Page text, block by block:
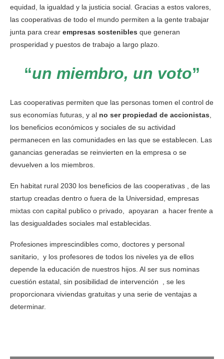
equidad, la igualdad y la justicia social. Gracias a estos valores,
las cooperativas de todo el mundo permiten a la gente trabajar
junta para crear empresas sostenibles que generan
prosperidad y puestos de trabajo a largo plazo.
“un miembro, un voto”
Las cooperativas permiten que las personas tomen el control de
sus economías futuras, y al no ser propiedad de accionistas,
los beneficios económicos y sociales de su actividad
permanecen en las comunidades en las que se establecen. Las
ganancias generadas se reinvierten en la empresa o se
devuelven a los miembros.
En habitat rural 2030 los beneficios de las cooperativas , de las
startup creadas dentro o fuera de la Universidad, empresas
mixtas con capital publico o privado, apoyaran a hacer frente a
las desigualdades sociales mal establecidas.
Profesiones imprescindibles como, doctores y personal
sanitario, y los profesores de todos los niveles ya de ellos
depende la educación de nuestros hijos. Al ser sus nominas
cuestión estatal, sin posibilidad de intervención , se les
proporcionara viviendas gratuitas y una serie de ventajas a
determinar.